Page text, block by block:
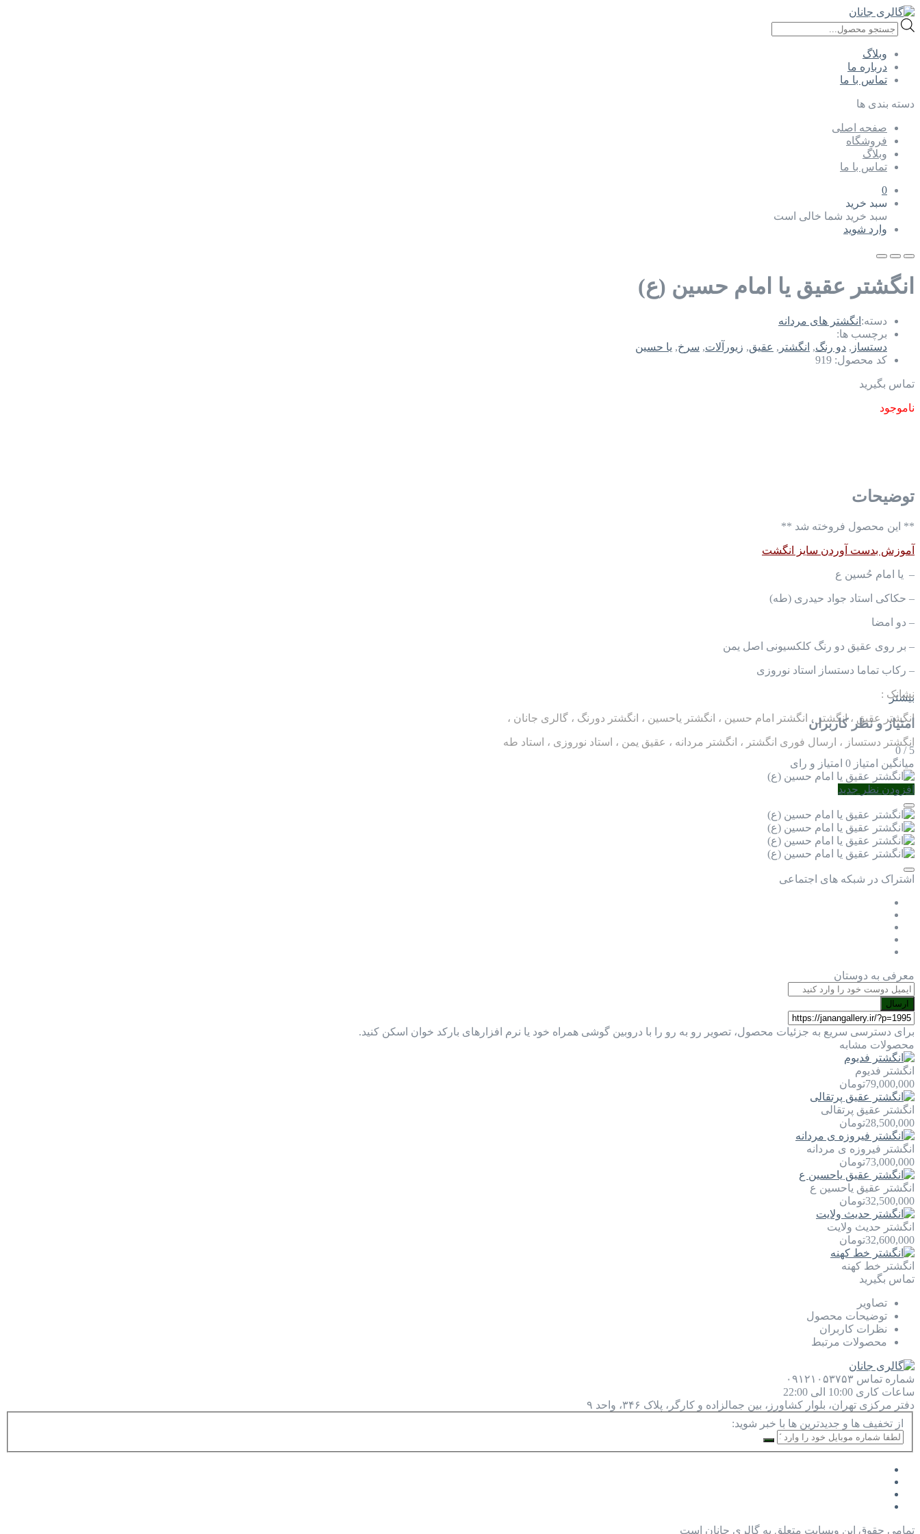
Products
search
وبلاگ
درباره ما
تماس با ما
دسته بندی ها
صفحه اصلی
فروشگاه
وبلاگ
تماس با ما
0
سبد خرید
سبد خرید شما خالی است
وارد شوید
انگشتر عقیق یا امام حسین (ع)
دسته: انگشتر های مردانه
برچسب ها:
دستساز , دو رنگ, انگشتر , عقیق, زیورآلات, سرخ, یا حسین
کد محصول: 919
تماس بگیرید
ناموجود
توضیحات
** این محصول فروخته شد **
آموزش بدست آوردن سایز انگشت
– یا امام حُسین ع
– حکاکی استاد جواد حیدری (طه)
– دو امضا
– بر روی عقیق دو رنگ کلکسیونی اصل یمن
– رکاب تماما دستساز استاد نوروزی
نشانک :
انگشتر عقیق ، انگشتر ، انگشتر امام حسین ، انگشتر یاحسین ، انگشتر دورنگ ، گالری جانان ،
انگشتر دستساز ، ارسال فوری انگشتر ، انگشتر مردانه ، عقیق یمن ، استاد نوروزی ، استاد طه
بیشتر
امتیاز و نظر کاربران
5
/
0
میانگین امتیاز 0 امتیاز و رای
افزودن نظر جدید
اشتراک در شبکه های اجتماعی
معرفی به دوستان
ارسال
برای دسترسی سریع به جزئیات محصول، تصویر رو به رو را با دروبین گوشی همراه خود یا نرم افزارهای بارکد خوان اسکن کنید.
محصولات مشابه
انگشتر فدیوم
79,000,000تومان
انگشتر عقیق پرتقالی
28,500,000تومان
انگشتر فیروزه ی مردانه
73,000,000تومان
انگشتر عقیق یاحسین ع
32,500,000تومان
انگشتر حدیث ولایت
32,600,000تومان
انگشتر خط کهنه
تماس بگیرید
تصاویر
توضیحات محصول
نظرات کاربران
محصولات مرتبط
شماره تماس ۰۹۱۲۱۰۵۳۷۵۳
ساعات کاری 10:00 الی 22:00
دفتر مرکزی تهران، بلوار کشاورز، بین جمالزاده و کارگر، پلاک ۳۴۶، واحد ۹
از تخفیف ها و جدیدترین ها با خبر شوید:
تمامی حقوق این وبسایت متعلق به گالری جانان است